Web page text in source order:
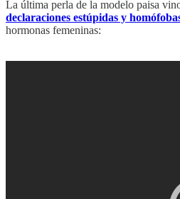
La última perla de la modelo paisa
declaraciones estúpidas y
hormonas femeninas: